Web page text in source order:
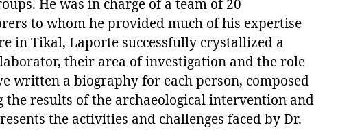
He was in charge of a team of 20
to whom he provided much of his expertise
in Tikal, Laporte successfully crystallized a
their area of investigation and the role
written a biography for each person, composed
the results of the archaeological intervention and
the activities and challenges faced by Dr.